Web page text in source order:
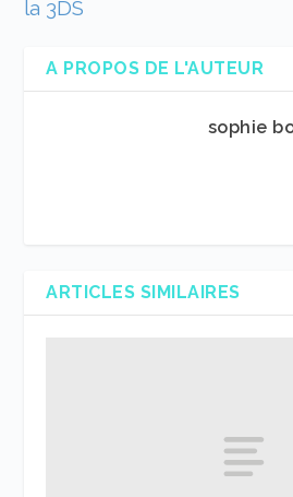
la 3DS
A PROPOS DE L'AUTEUR
sophie
ARTICLES SIMILAIRES